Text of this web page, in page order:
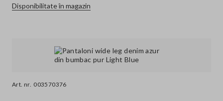
Art. nr. 003570376
Disponibilitate în magazin